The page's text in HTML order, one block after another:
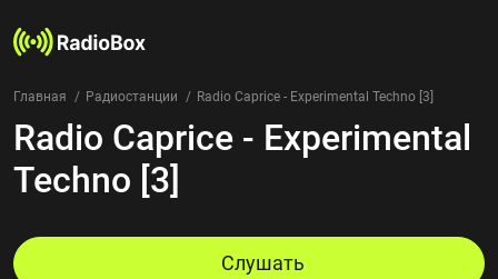
Радиостанции
Жанры
Страны
Избранное
Главная Радиостанции Radio Caprice - Experimental Techno [3]
Radio Caprice - Experimental
Techno [3]
Слушать